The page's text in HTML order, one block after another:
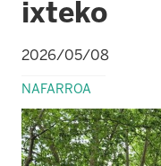
ixteko
2026/05/08
NAFARROA